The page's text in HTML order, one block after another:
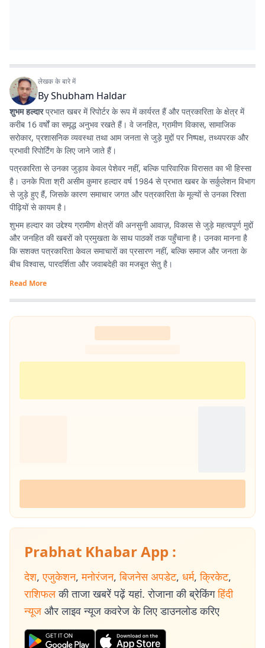
लेखक के बारे में
ByShubham Haldar
शुभम हल्दारप्रभात खबर में रिपोर्टर के रूप में कार्यरत हैं और पत्रकारिता के क्षेत्र में
करीब 16 वर्षों का समृद्ध अनुभव रखते हैं। वे जनहित, ग्रामीण विकास, सामाजिक
सरोकार, प्रशासनिक व्यवस्था तथा आम जनता से जुड़े मुद्दों पर निष्पक्ष, तथ्यपरक और
प्रभावी रिपोर्टिंग के लिए जाने जाते हैं।
पत्रकारिता से उनका जुड़ाव केवल पेशेवर नहीं, बल्कि पारिवारिक विरासत का भी हिस्सा
है। उनके पिता श्री असीम कुमार हल्दार वर्ष 1984 से प्रभात खबर के सर्कुलेशन विभाग
से जुड़े हुए हैं, जिसके कारण समाचार जगत और पत्रकारिता के मूल्यों से उनका रिश्ता
पीढ़ियों से कायम है।
शुभम हल्दार का उद्देश्य ग्रामीण क्षेत्रों की अनसुनी आवाज़, विकास से जुड़े महत्वपूर्ण मुद्दों
और जनहित की खबरों को प्रमुखता के साथ पाठकों तक पहुँचाना है। उनका मानना है
कि सशक्त पत्रकारिता केवल समाचारों का प्रसारण नहीं, बल्कि समाज और जनता के
बीच विश्वास, पारदर्शिता और जवाबदेही का मजबूत सेतु है।
Read More
Prabhat Khabar App :
देश, एजुकेशन, मनोरंजन, बिजनेस अपडेट, धर्म, क्रिकेट,
राशिफल की ताजा खबरें पढ़ें यहां. रोजाना की ब्रेकिंग हिंदी
न्यूज और लाइव न्यूज कवरेज के लिए डाउनलोड करिए